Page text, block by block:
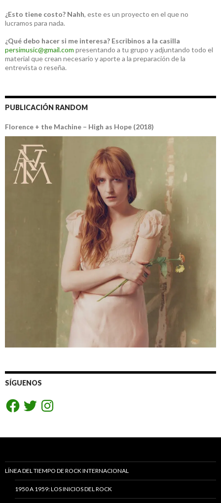
¿Esto tiene costo? Nahh, este es un proyecto en el que no
lucramos para nada.
¿Qué debo hacer si me interesa? Escribinos a la casilla
persimusic@gmail.com presentando a tu grupo y adjuntando todo el
material que crean necesario y aporte a la preparación de la
entrevista o reseña.
PUBLICACIÓN RANDOM
Florence + the Machine – High as Hope (2018)
SÍGUENOS
FacebookTwitterInstagram
LÍNEA DEL TIEMPO DE ROCK INTERNACIONAL
1950 A 1959: LOS INICIOS DEL ROCK